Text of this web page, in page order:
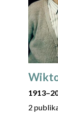
1913–
2